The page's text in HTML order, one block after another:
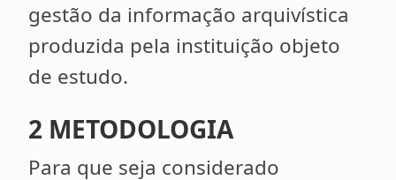
gestão da informação arquivística
produzida pela instituição objeto
de estudo.
2 METODOLOGIA
Para que seja considerado